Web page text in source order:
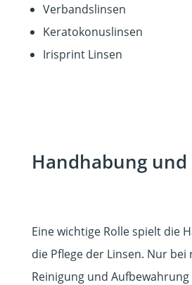
Verbandslinsen
Keratokonuslinsen
Irisprint Linsen
Handhabung und
Eine wichtige Rolle spielt die
die Pflege der Linsen. Nur
Reinigung und